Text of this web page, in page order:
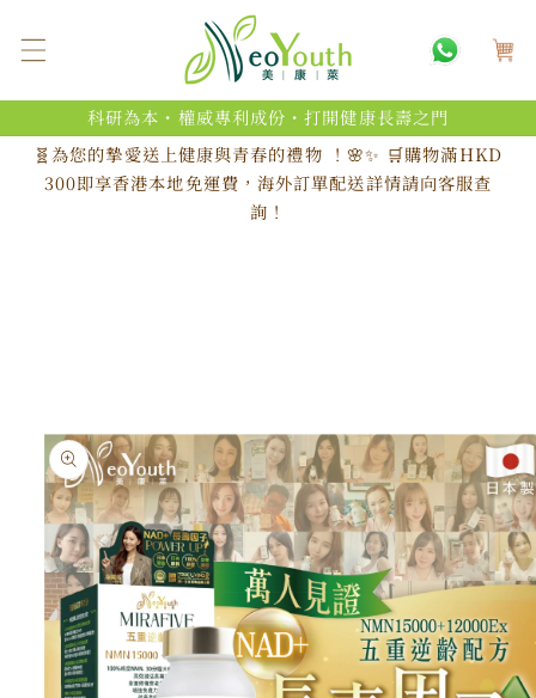
容
物
科研為本・權威專利成份・打開健康長壽之門
🧬為您的摯愛送上健康與青春的禮物 ！🌸✨ 🛒購物滿HKD
300即享香港本地免運費，海外訂單配送詳情請向客服查
詢！
略過產
品資訊